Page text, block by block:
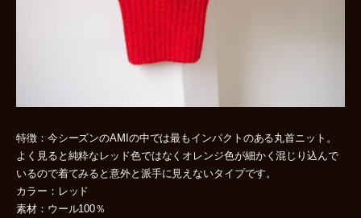
特徴：今シーズンのAMIの中では最もインパクトのある丸首ニット。
よく見ると純粋なレッド色ではなくオレンジ色が細かく混じり込んで
いるので着てみると意外と派手に見えないタイプです。
カラー：レッド
素材：ウール100％